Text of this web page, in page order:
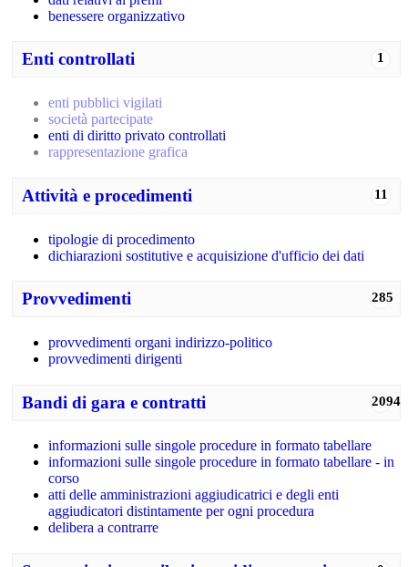
benessere organizzativo
1
Enti controllati
enti pubblici vigilati
società partecipate
enti di diritto privato controllati
rappresentazione grafica
11
Attività e procedimenti
tipologie di procedimento
dichiarazioni sostitutive e acquisizione d'ufficio dei dati
285
Provvedimenti
provvedimenti organi indirizzo-politico
provvedimenti dirigenti
2094
Bandi di gara e contratti
informazioni sulle singole procedure in formato tabellare
informazioni sulle singole procedure in formato tabellare - in
corso
atti delle amministrazioni aggiudicatrici e degli enti
aggiudicatori distintamente per ogni procedura
delibera a contrarre